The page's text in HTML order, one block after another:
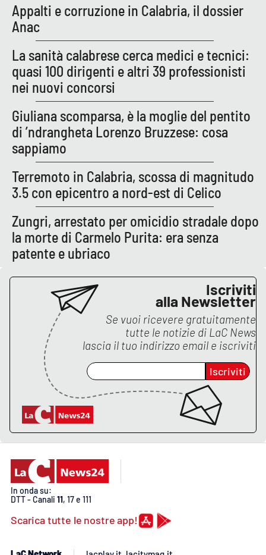
LaC OnAir
EDIZIONI
LOCALI
Catanzaro
Crotone
Vibo Valentia
Reggio Calabria
Cosenza
Lamezia Terme
PROGETTI
SPECIALI
Buona Sanità Calabria
CALABRIAVISIONE
Destinazioni
Eventi
Storie
Appalti e corruzione in Calabria, il dossier
Anac
La sanità calabrese cerca medici e tecnici:
quasi 100 dirigenti e altri 39 professionisti
nei nuovi concorsi
Giuliana scomparsa, è la moglie del pentito
di ’ndrangheta Lorenzo Bruzzese: cosa
sappiamo
Terremoto in Calabria, scossa di magnitudo
3.5 con epicentro a nord-est di Celico
Zungri, arrestato per omicidio stradale dopo
la morte di Carmelo Purita: era senza
patente e ubriaco
Iscriviti
alla Newsletter
Se vuoi ricevere gratuitamente
tutte le notizie di LaC News
lascia il tuo indirizzo email e iscriviti
Iscriviti
In onda su:
DTT - Canali 11, 17 e 111
Scarica tutte le nostre app!